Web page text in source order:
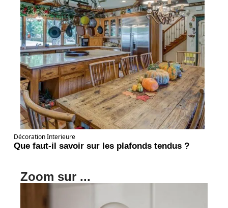
Décoration Interieure
Que faut-il savoir sur les plafonds tendus ?
Zoom sur ...